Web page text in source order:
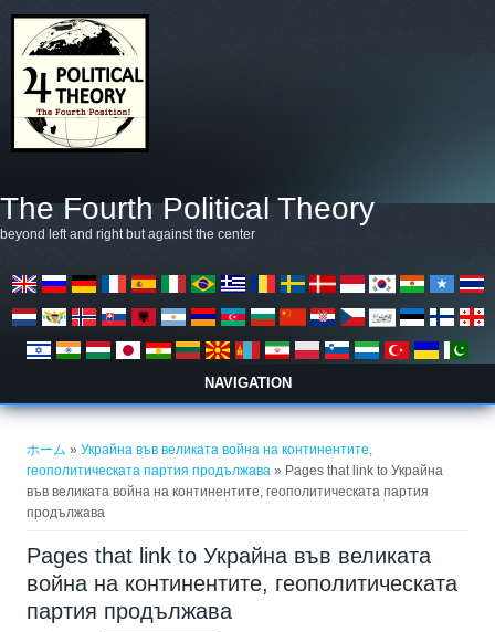
The Fourth Political Theory
beyond left and right but against the center
NAVIGATION
ホーム »Украйна във великата война на континентите,
геополитическата партия продължава » Pages that link to Украйна
във великата война на континентите, геополитическата партия
продължава
Pages that link to Украйна във великата
война на континентите, геополитическата
партия продължава